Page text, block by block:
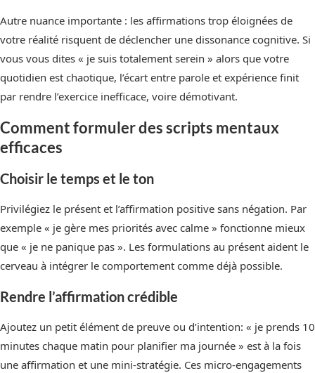
Autre nuance importante : les affirmations trop éloignées de
votre réalité risquent de déclencher une dissonance cognitive. Si
vous vous dites « je suis totalement serein » alors que votre
quotidien est chaotique, l’écart entre parole et expérience finit
par rendre l’exercice inefficace, voire démotivant.
Comment formuler des scripts mentaux
efficaces
Choisir le temps et le ton
Privilégiez le présent et l’affirmation positive sans négation. Par
exemple « je gère mes priorités avec calme » fonctionne mieux
que « je ne panique pas ». Les formulations au présent aident le
cerveau à intégrer le comportement comme déjà possible.
Rendre l’affirmation crédible
Ajoutez un petit élément de preuve ou d’intention: « je prends 10
minutes chaque matin pour planifier ma journée » est à la fois
une affirmation et une mini-stratégie. Ces micro-engagements